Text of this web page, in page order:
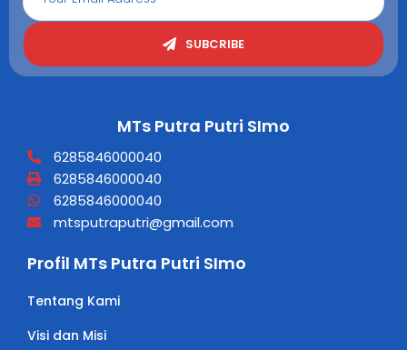
SUBCRIBE
MTs Putra Putri SImo
6285846000040
6285846000040
6285846000040
mtsputraputri@gmail.com
Profil MTs Putra Putri SImo
Tentang Kami
Visi dan Misi